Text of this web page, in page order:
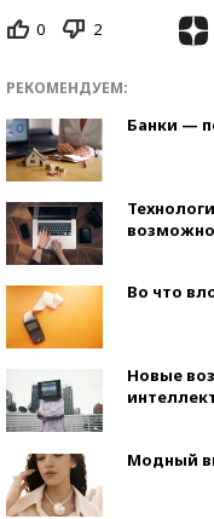
0 2
РЕКОМЕНДУЕМ:
Банки —
Во что
Новые
Модный